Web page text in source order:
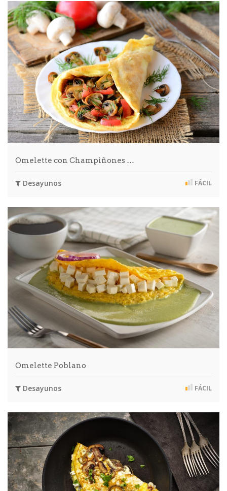
Omelette con Champiñones …
Desayunos FÁCIL
Omelette Poblano
Desayunos FÁCIL